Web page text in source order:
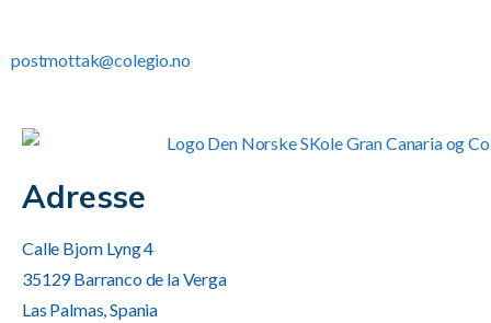
postmottak@colegio.no
Adresse
Calle Bjorn Lyng 4
35129 Barranco de la Verga
Las Palmas, Spania